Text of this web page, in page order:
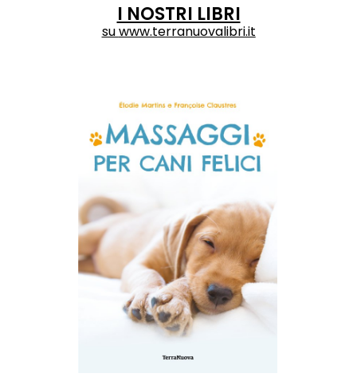
I NOSTRI LIBRI
suwww.terranuovalibri.it